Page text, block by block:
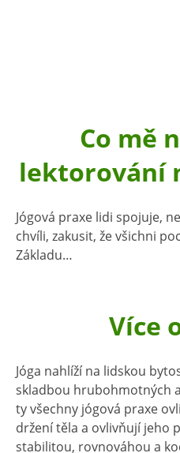
Co mě
lektorování
Jógová praxe lidi spojuje,
chvíli, zakusit, že všichni
Základu…
Více
Jóga nahlíží na lidskou
skladbou hrubohmotných
ty všechny jógová praxe
držení těla a ovlivňují jeho
stabilitou, rovnováhou a